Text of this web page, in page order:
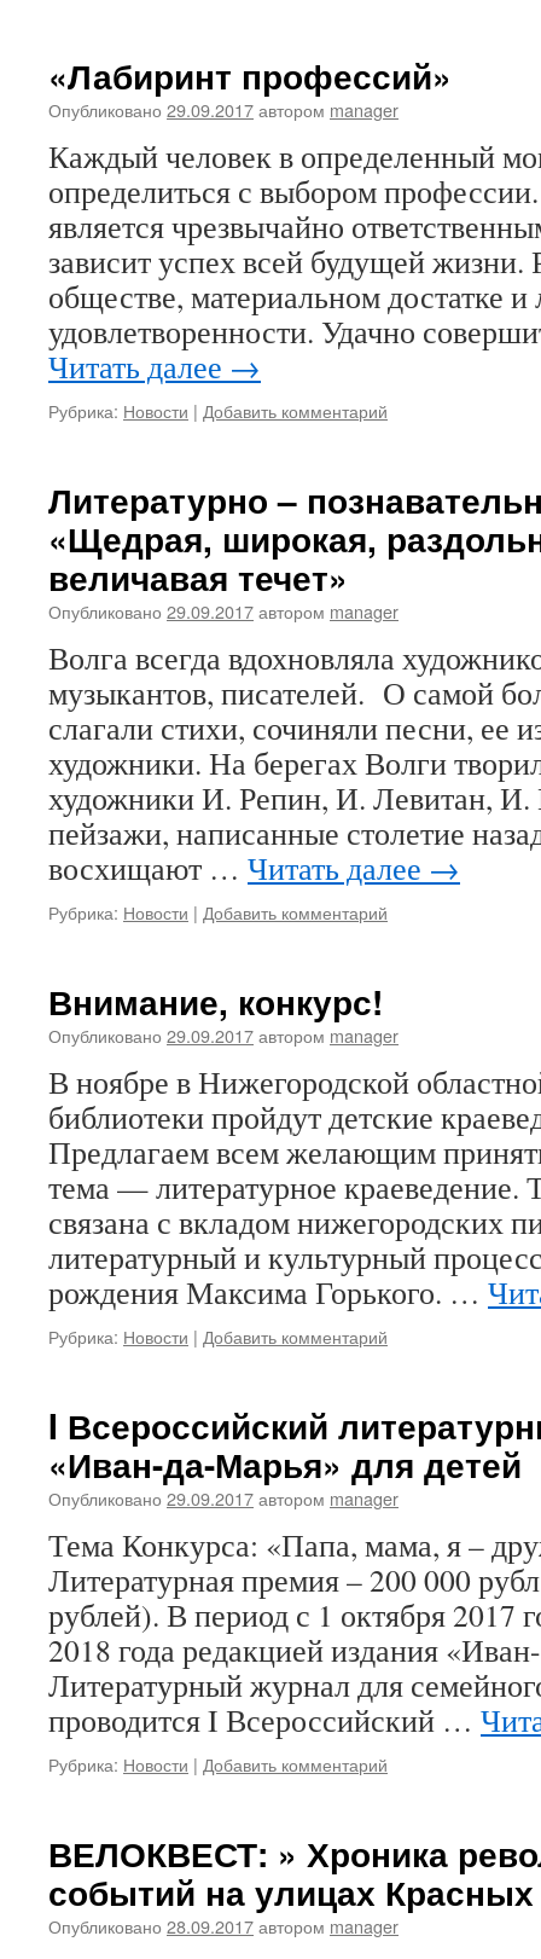
«Лабиринт профессий»
Опубликовано 29.09.2017автором manager
Каждый человек в определенный
определиться с выбором
является чрезвычайно
зависит успех всей будущей жизни.
обществе, материальном достатке
удовлетворенности. Удачно
Читать далее →
Рубрика: Новости | Добавить комментарий
Литературно –
«Щедрая, широкая,
величавая течет»
Опубликовано 29.09.2017автором manager
Волга всегда вдохновляла
музыкантов, писателей. О самой
слагали стихи, сочиняли песни, ее
художники. На берегах Волги
художники И. Репин, И.
пейзажи, написанные столетие
восхищают … Читать далее →
Рубрика: Новости | Добавить комментарий
Внимание, конкурс!
Опубликовано 29.09.2017автором manager
В ноябре в Нижегородской
библиотеки пройдут детские
Предлагаем всем желающим
тема — литературное краеведение.
связана с вкладом нижегородских
литературный и культурный
рождения Максима Горького. …
Рубрика: Новости | Добавить комментарий
I Всероссийский
«Иван-да-Марья» для детей
Опубликовано 29.09.2017автором manager
Тема Конкурса: «Папа, мама, я –
Литературная премия – 200 000
рублей). В период с 1 октября 2017
2018 года редакцией издания
Литературный журнал для
проводится I Всероссийский …
Рубрика: Новости | Добавить комментарий
ВЕЛОКВЕСТ: » Хроника
событий на улицах
Опубликовано 28.09.2017автором manager